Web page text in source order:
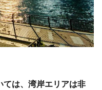
ては、湾岸エリアは非